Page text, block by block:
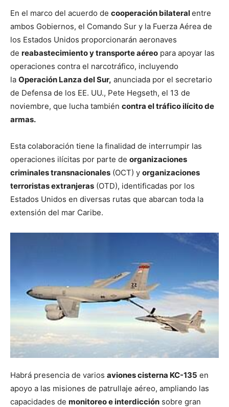
En el marco del acuerdo de cooperación bilateralentre
ambos Gobiernos, el Comando Sur y la Fuerza Aérea de
los Estados Unidos proporcionarán aeronaves
de reabastecimiento y transporte aéreo para apoyar las
operaciones contra el narcotráfico, incluyendo
la Operación Lanza del Sur, anunciada por el secretario
de Defensa de los EE. UU., Pete Hegseth, el 13 de
noviembre, que lucha también contra el tráfico ilícito de
armas.
Esta colaboración tiene la finalidad de interrumpir las
operaciones ilícitas por parte de organizaciones
criminales transnacionales (OCT) y organizaciones
terroristas extranjeras (OTD), identificadas por los
Estados Unidos en diversas rutas que abarcan toda la
extensión del mar Caribe.
Habrá presencia de varios aviones cisterna KC-135 en
apoyo a las misiones de patrullaje aéreo, ampliando las
capacidades de monitoreo e interdicción sobre gran